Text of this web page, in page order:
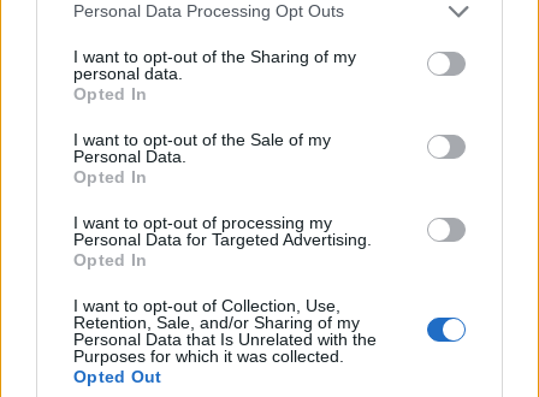
Personal Data Processing Opt Outs
I want to opt-out of the Sharing of my
personal data.
Opted In
I want to opt-out of the Sale of my
Personal Data.
Opted In
I want to opt-out of processing my
Personal Data for Targeted Advertising.
Opted In
I want to opt-out of Collection, Use,
Retention, Sale, and/or Sharing of my
Personal Data that Is Unrelated with the
Purposes for which it was collected.
Opted Out
Il lancio della piattaforma di investimento era programmato nella
digitale competitivo – verso una società dei gigabit” ed è un
passo importante verso la diffusione delle reti ad altissima
capacità di cui l’Europa ha bisogno per l’economia e la società
digitali.
Il fondo relativo alla banda larga per collegare l’Europa dovrebbe
raccogliere almeno 500 milioni di euro in prima chiusura tramite
Commissione europea, che investirà 100 milioni.
Hanno collaborato Marco Luciano e Andrea Trapani.